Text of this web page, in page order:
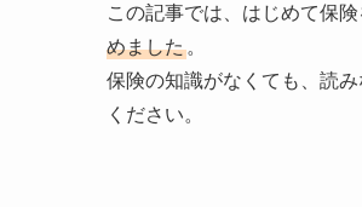
この記事では、はじめて保険
めました 。
保険の知識がなくても、読
ください。